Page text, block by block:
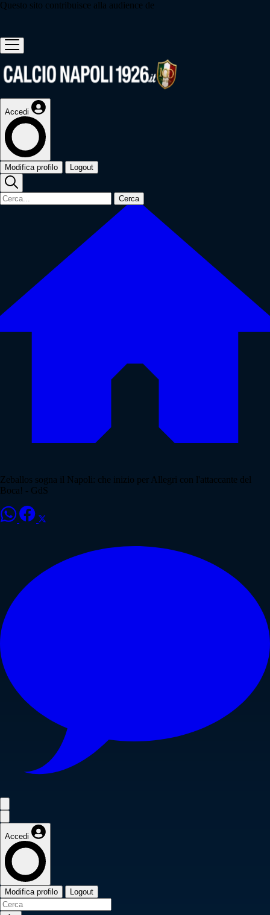
Questo sito contribuisce alla audience de
Accedi
Modifica profilo Logout
Cerca
Zeballos sogna il Napoli: che inizio per Allegri con l'attaccante del
Boca! - GdS
Accedi
Modifica profilo Logout